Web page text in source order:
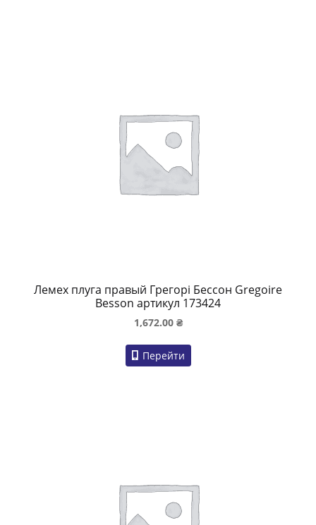
Лемех плуга правый Грегорі Бессон Gregoire
Besson артикул 173424
1,672.00 ₴
Перейти